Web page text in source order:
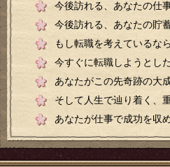
今後訪れる、あなたの仕
今後訪れる、あなたの貯
もし転職を考えているな
今すぐに転職しようとし
あなたがこの先奇跡の大
そして人生で辿り着く、
あなたが仕事で成功を収